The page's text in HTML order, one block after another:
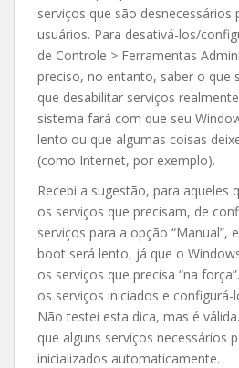
serviços que são desnecessários
usuários. Para desativá-los/
de Controle > Ferramentas
preciso, no entanto, saber o que
que desabilitar serviços
sistema fará com que seu
lento ou que algumas coisas
(como Internet, por exemplo).
Recebi a sugestão, para aqueles
os serviços que precisam, de
serviços para a opção “Manual”,
boot será lento, já que o
os serviços que precisa “na
os serviços iniciados e configurá-
Não testei esta dica, mas é
que alguns serviços necessários
inicializados automaticamente.